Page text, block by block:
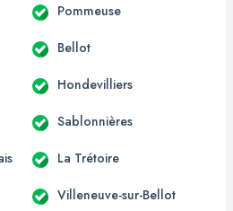
Pommeuse
Bellot
Hondevilliers
Sablonnières
La Trétoire
Villeneuve-sur-Bellot